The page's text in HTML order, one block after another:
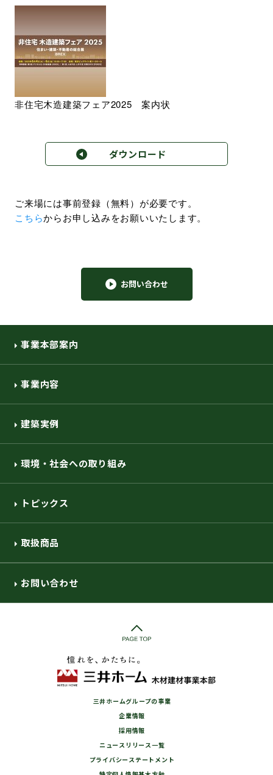
非住宅木造建築フェア2025 案内状
ダウンロード
ご来場には事前登録（無料）が必要です。
こちらからお申し込みをお願いいたします。
お問い合わせ
事業本部案内
事業内容
建築実例
環境・社会への取り組み
トピックス
取扱商品
お問い合わせ
三井ホームグループの事業
企業情報
採用情報
ニュースリリース一覧
プライバシーステートメント